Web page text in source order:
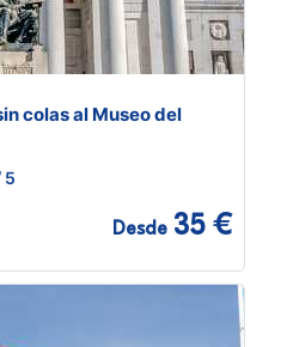
colas al Museo del
5
Desde 35 €